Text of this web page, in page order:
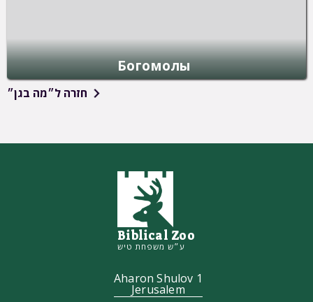
Богомолы
חזרה ל״מה בגן״
Biblical Zoo
ע״ש משפחת טיש
Aharon Shulov 1
Jerusalem